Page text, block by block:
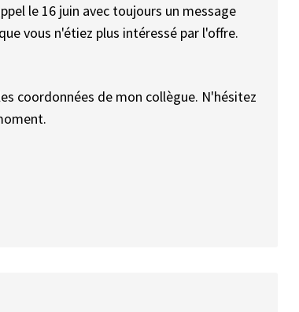
le 16 juin avec toujours un message
vous n'étiez plus intéressé par l'offre.
coordonnées de mon collègue. N'hésitez